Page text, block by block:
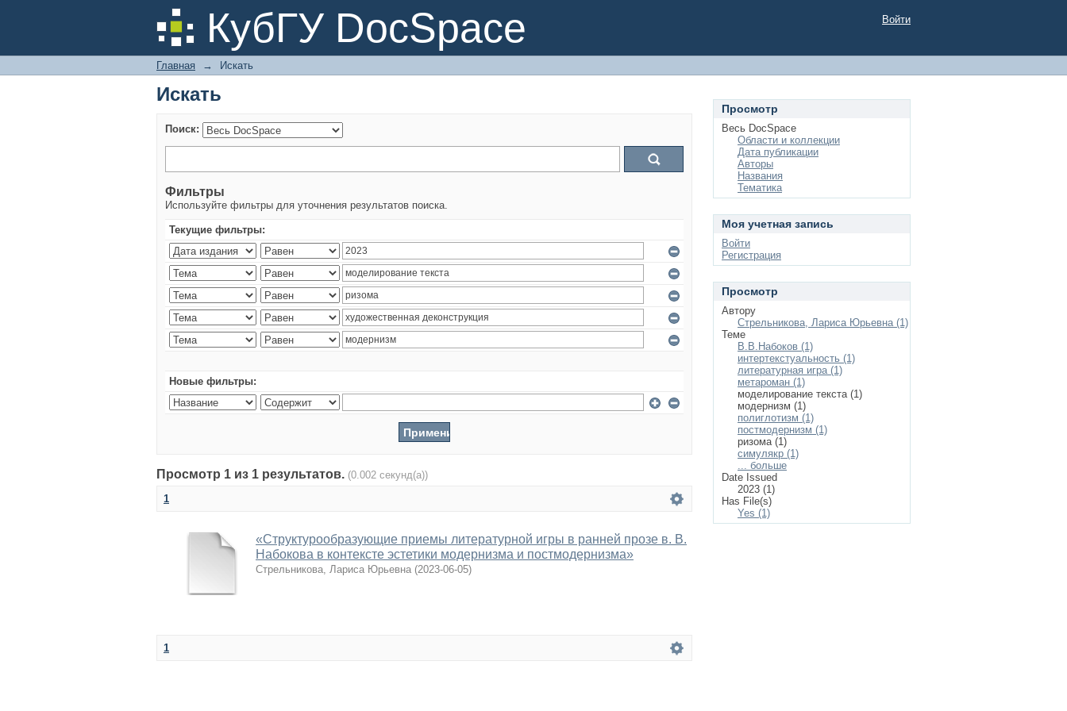
КубГУ DocSpace
Искать Войти
Главная → Искать
Искать
Поиск:
Фильтры
Используйте фильтры для уточнения результатов поиска.
Текущие фильтры:
Новые фильтры:
Просмотр 1 из 1 результатов. (0.002 секунд(а))
1
«Структурообразующие приемы литературной игры в ранней прозе в. В.
Набокова в контексте эстетики модернизма и постмодернизма»
Стрельникова, Лариса Юрьевна (2023-06-05)
1
Просмотр
Весь DocSpace
Области и коллекции
Дата публикации
Авторы
Названия
Тематика
Моя учетная запись
Войти
Регистрация
Просмотр
Автору
Стрельникова, Лариса Юрьевна (1)
Теме
В.В.Набоков (1)
интертекстуальность (1)
литературная игра (1)
метароман (1)
моделирование текста (1)
модернизм (1)
полиглотизм (1)
постмодернизм (1)
ризома (1)
симулякр (1)
... больше
Date Issued
2023 (1)
Has File(s)
Yes (1)